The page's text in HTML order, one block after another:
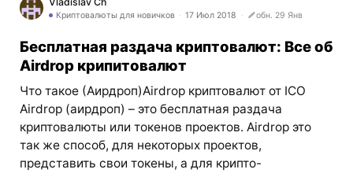
Криптовалюты для новичков 17 Июл 2018 обн. 29 Янв
Бесплатная раздача криптовалют: Все об
Airdrop крипитовалют
Что такое (Аирдроп)Airdrop криптовалют от ICO
Airdrop (аирдроп) – это бесплатная раздача
криптовалюты или токенов проектов. Airdrop это
так же способ, для некоторых проектов,
представить свои токены, а для крипто-